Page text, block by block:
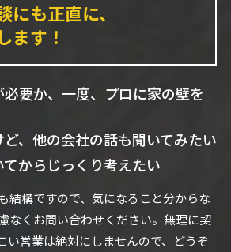
にも正直に、
ます！
必要か、一度、プロに家の壁を
、他の会社の話も聞いてみたい
からじっくり考えたい
結構ですので、気になること分からな
なくお問い合わせください。無理に契
い営業は絶対にしませんので、どうぞ